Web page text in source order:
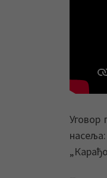
Уговор